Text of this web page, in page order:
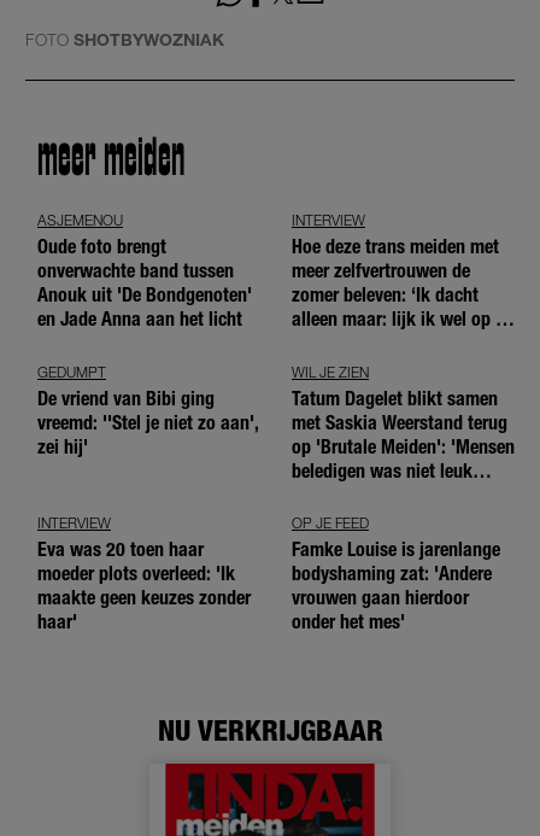
FOTO SHOTBYWOZNIAK
meer meiden
ASJEMENOU
Oude foto brengt
onverwachte band tussen
Anouk uit 'De Bondgenoten'
en Jade Anna aan het licht
INTERVIEW
Hoe deze trans meiden met
meer zelfvertrouwen de
zomer beleven: ‘Ik dacht
alleen maar: lijk ik wel op de
GEDUMPT
De vriend van Bibi ging
vreemd: ''Stel je niet zo aan',
zei hij'
WIL JE ZIEN
Tatum Dagelet blikt samen
met Saskia Weerstand terug
op 'Brutale Meiden': 'Mensen
beledigen was niet leuk
INTERVIEW
Eva was 20 toen haar
moeder plots overleed: 'Ik
maakte geen keuzes zonder
haar'
OP JE FEED
Famke Louise is jarenlange
bodyshaming zat: 'Andere
vrouwen gaan hierdoor
onder het mes'
NU VERKRIJGBAAR